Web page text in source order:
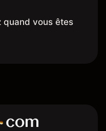
quand vous êtes